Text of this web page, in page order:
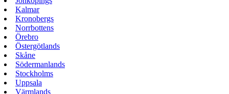
Kalmar
Kronobergs
Norrbottens
Örebro
Östergötlands
Skåne
Södermanlands
Stockholms
Uppsala
Värmlands